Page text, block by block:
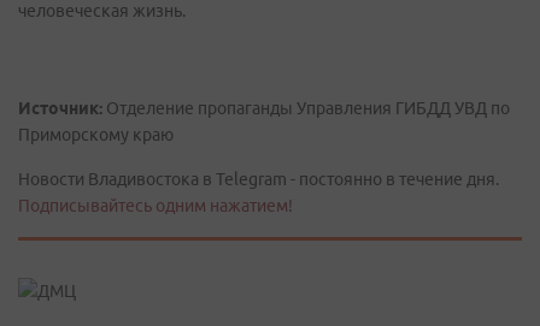
человеческая жизнь.
Источник: Отделение пропаганды Управления ГИБДД УВД по
Приморскому краю
Новости Владивостока в Telegram - постоянно в течение дня.
Подписывайтесь одним нажатием!